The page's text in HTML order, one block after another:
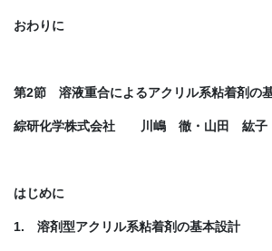
おわりに
第2節 溶液重合によるアクリル系粘着剤の
綜研化学株式会社 川嶋 徹・山田 紘子
はじめに
1. 溶剤型アクリル系粘着剤の基本設計